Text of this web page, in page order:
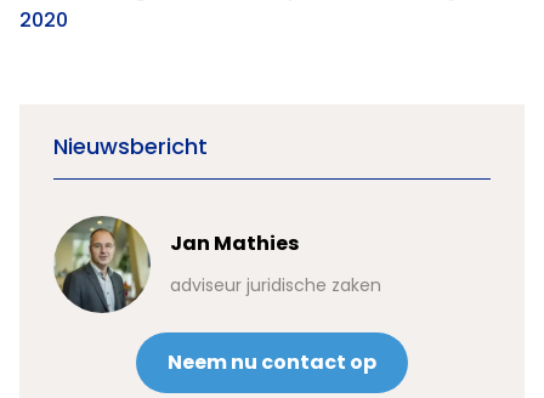
2020
Nieuwsbericht
Jan Mathies
adviseur juridische zaken
Neem nu contact op